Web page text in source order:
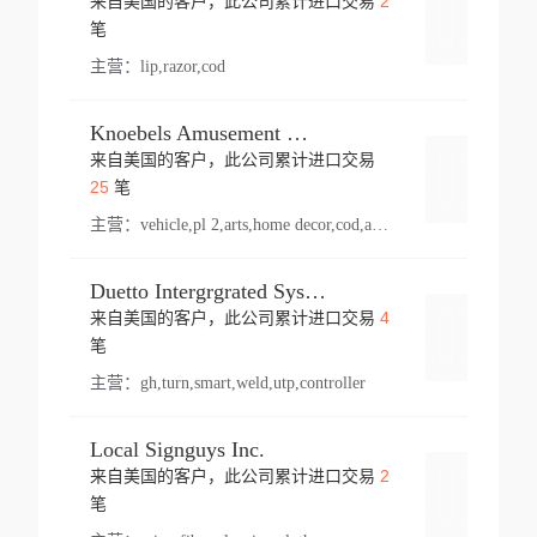
笔
主营： lip,razor,cod
Knoebels Amusement Resort
来自美国的客户，此公司累计进口交易
25笔
主营： vehicle,pl 2,arts,home decor,cod,amusement ride,sea
Duetto Intergrgrated Systems Inc.
来自美国的客户，此公司累计进口交易 4
笔
主营： gh,turn,smart,weld,utp,controller
Local Signguys Inc.
来自美国的客户，此公司累计进口交易 2
笔